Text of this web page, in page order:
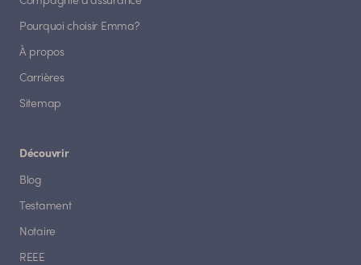
Pourquoi choisir Emma?
À propos
Carrières
Sitemap
Découvrir
Blog
Testament
Notaire
REEE